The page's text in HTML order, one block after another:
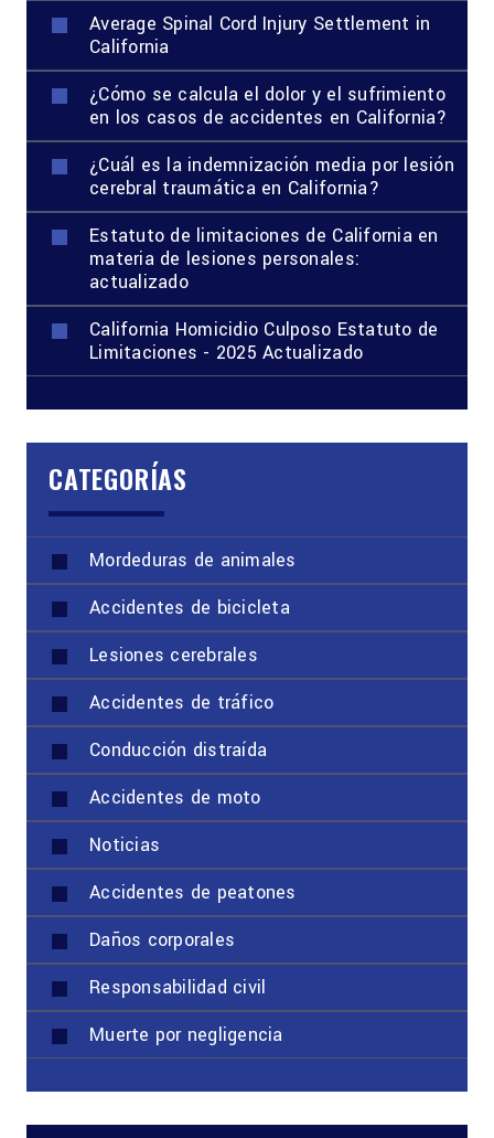
Average Spinal Cord Injury Settlement in
California
¿Cómo se calcula el dolor y el sufrimiento
en los casos de accidentes en California?
¿Cuál es la indemnización media por lesión
cerebral traumática en California?
Estatuto de limitaciones de California en
materia de lesiones personales:
actualizado
California Homicidio Culposo Estatuto de
Limitaciones - 2025 Actualizado
CATEGORÍAS
Mordeduras de animales
Accidentes de bicicleta
Lesiones cerebrales
Accidentes de tráfico
Conducción distraída
Accidentes de moto
Noticias
Accidentes de peatones
Daños corporales
Responsabilidad civil
Muerte por negligencia